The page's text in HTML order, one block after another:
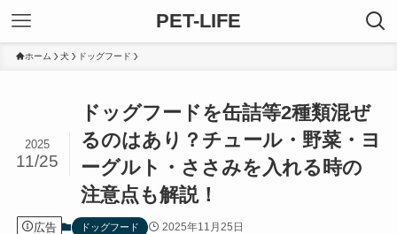
PET-LIFE
ホーム 犬 ドッグフード
ドッグフードを缶詰等2種類混ぜ
るのはあり？チュール・野菜・ヨ
ーグルト・ささみを入れる時の
注意点も解説！
2025
11/25
広告 ドッグフード 2025年11月25日